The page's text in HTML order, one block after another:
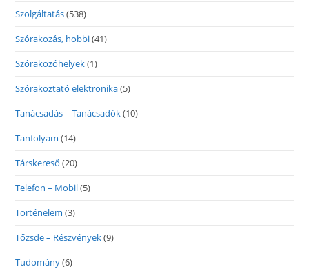
Szolgáltatás(538)
Szórakozás, hobbi(41)
Szórakozóhelyek(1)
Szórakoztató elektronika(5)
Tanácsadás – Tanácsadók(10)
Tanfolyam (14)
Társkereső (20)
Telefon – Mobil(5)
Történelem (3)
Tőzsde – Részvények(9)
Tudomány(6)